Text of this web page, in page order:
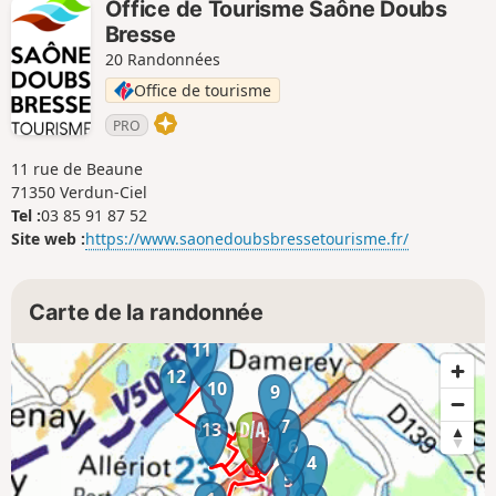
tourisme, relevez les défis pour aidez Max à retrouver Jack.
Office de Tourisme Saône Doubs
Bresse
20 Randonnées
Office de tourisme
PRO
11 rue de Beaune
71350 Verdun-Ciel
Tel :03 85 91 87 52
Site web :https://www.saonedoubsbressetourisme.fr/
Carte de la randonnée
4
5
6
7
8
9
10
11
12
13